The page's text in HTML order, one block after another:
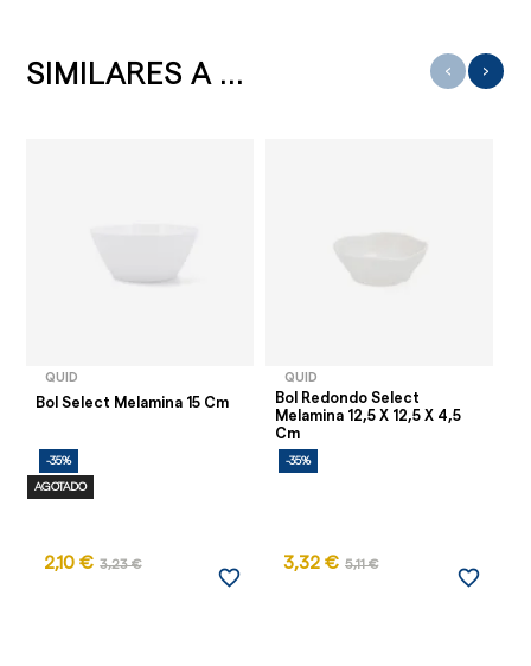
SIMILARES A ...
QUID
Bol Select Melamina 15 Cm
-35%
AGOTADO
2,10 € 3,23 €
favorite_border
QUID
Bol Redondo Select
Melamina 12,5 X 12,5 X 4,5
Cm
-35%
3,32 € 5,11 €
favorite_border
‹ ›